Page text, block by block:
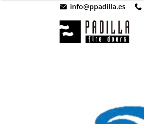
info@ppadilla.es